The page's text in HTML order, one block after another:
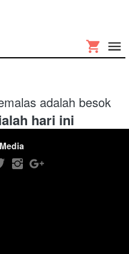
adalah besok
hari ini